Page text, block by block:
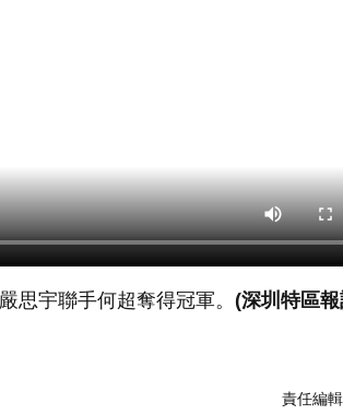
宇聯手何超奪得冠軍。 (深圳特區
責任編